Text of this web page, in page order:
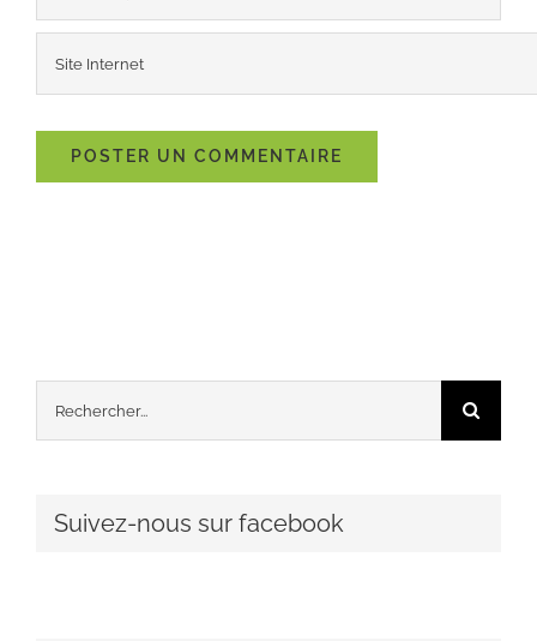
Rechercher:
Suivez-nous sur facebook